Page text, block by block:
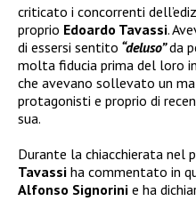
criticato i concorrenti
proprio Edoardo Tavassi.
di essersi sentito “deluso”da
molta fiducia prima del loro
che avevano sollevato un
protagonisti e proprio di
sua.
Durante la chiacchierata nel
Tavassi ha commentato in
Alfonso Signorini e ha